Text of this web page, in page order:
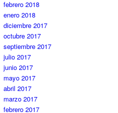
febrero 2018
enero 2018
diciembre 2017
octubre 2017
septiembre 2017
julio 2017
junio 2017
mayo 2017
abril 2017
marzo 2017
febrero 2017